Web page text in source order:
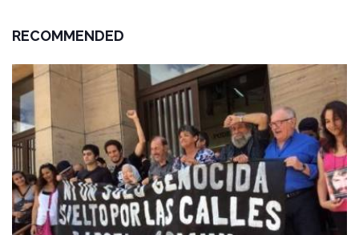
RECOMMENDED